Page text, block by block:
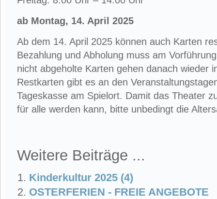
ab Montag, 14. April 2025
Ab dem 14. April 2025 können auch Karten
Bezahlung und Abholung muss am
nicht abgeholte Karten gehen danach wieder
Restkarten gibt es an den
Tageskasse am Spielort. Damit das Theater
für alle werden kann, bitte unbedingt die
Weitere Beiträge ...
Kinderkultur 2025 (4)
OSTERFERIEN - FREIE ANGEBOTE